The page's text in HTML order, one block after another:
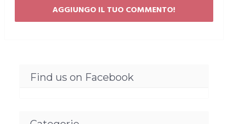
Find us on Facebook